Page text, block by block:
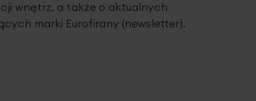
wnętrz, a także o aktualnych
marki Eurofirany (newsletter).